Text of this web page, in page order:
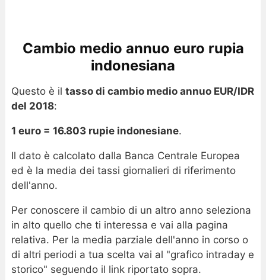
Cambio medio annuo euro rupia
indonesiana
Questo è il tasso di cambio medio annuo EUR/IDR
del 2018:
1 euro = 16.803 rupie indonesiane.
Il dato è calcolato dalla Banca Centrale Europea
ed è la media dei tassi giornalieri di riferimento
dell'anno.
Per conoscere il cambio di un altro anno seleziona
in alto quello che ti interessa e vai alla pagina
relativa. Per la media parziale dell'anno in corso o
di altri periodi a tua scelta vai al "grafico intraday e
storico" seguendo il link riportato sopra.